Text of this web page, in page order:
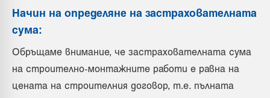
Начин на определяне на застрахователната
сума:
Обръщаме внимание, че застрахователната сума
на строително-монтажните работи е равна на
цената на строителния договор, т.е. пълната